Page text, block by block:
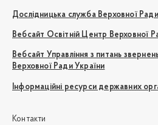
Дослідницька служба Верховної
Вебсайт Освітній Центр Верховної
Вебсайт Управління з питань
Верховної Ради України
Інформаційні ресурси державних
Контакти